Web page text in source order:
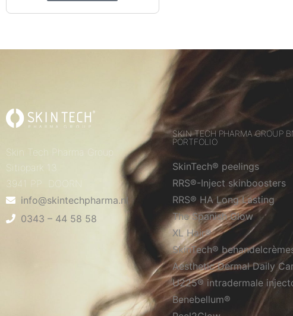
Skin Tech Pharma Group
Sitiopark 13
3941 PP DOORN
info@skintechpharma.nl
0343 – 44 58 58
SKIN TECH PHARMA GROUP
PORTFOLIO
SkinTech® peelings
RRS®-Inject skinboosters
RRS® HA Long Lasting
The Spanish Glow
XL Hair®
SkinTech®
Aesthetic Dermal Daily
U225® intradermale
Benebellum®